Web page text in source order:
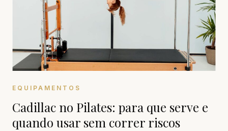
EQUIPAMENTOS
Cadillac no Pilates: para que serve e
quando usar sem correr riscos